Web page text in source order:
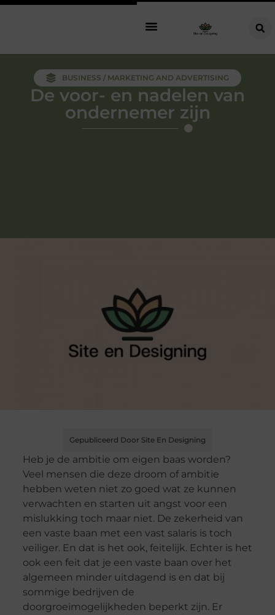
BUSINESS / MARKETING AND ADVERTISING
De voor- en nadelen van
ondernemer zijn
Gepubliceerd Door Site En Designing
Heb je de ambitie om eigen baas worden?
Veel mensen die deze droom of ambitie
hebben weten niet zo goed wat ze kunnen
verwachten en starten uit angst voor een
mislukking toch maar niet. De zekerheid van
een vaste baan met een vast salaris is toch
veiliger. En dat is het ook, feitelijk. Echter is het
ook een feit dat je een vaste baan over het
algemeen minder uitdagend is en dat bij
sommige bedrijven de
doorgroeimogelijkheden beperkt zijn. Er